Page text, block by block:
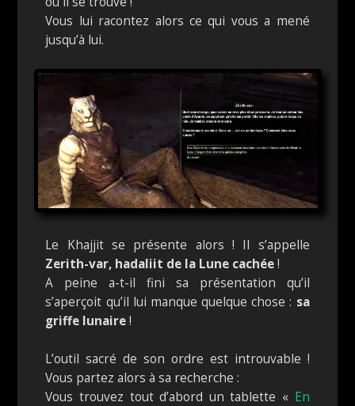
Vous lui racontez alors ce qui vous a mené
jusqu’à lui.
Le Khajjit se présente alors ! Il s’appelle
Zerith-var, hadaliit de la Lune cachée!
A peine a-t-il fini sa présentation qu’il
s’aperçoit qu’il lui manque quelque chose : sa
griffe lunaire!
L’outil sacré de son ordre est introuvable !
Vous partez alors à sa recherche :
Vous trouvez tout d’abord un tablette « En